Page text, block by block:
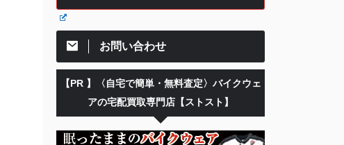
お問い合わせ
【PR 】〈自宅で簡単・無料査定〉バイクウェ
アの宅配買取専門店【ストスト】